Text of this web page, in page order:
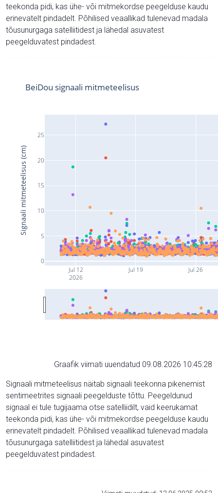
teekonda pidi, kas ühe- või mitmekordse peegelduse kaudu
erinevatelt pindadelt. Põhilised veaallikad tulenevad madala
tõusunurgaga satelliitidest ja lähedal asuvatest
peegelduvatest pindadest.
Jul 12
2026
Jul 19 Jul 26
0
5
10
15
20
25
BeiDou signaali mitmeteelisus
Signaali mitmeteelisus (cm)
Graafik viimati uuendatud 09.08.2026 10:45:28
Signaali mitmeteelisus näitab signaali teekonna pikenemist
sentimeetrites signaali peegelduste tõttu. Peegeldunud
signaal ei tule tugijaama otse satelliidilt, vaid keerukamat
teekonda pidi, kas ühe- või mitmekordse peegelduse kaudu
erinevatelt pindadelt. Põhilised veaallikad tulenevad madala
tõusunurgaga satelliitidest ja lähedal asuvatest
peegelduvatest pindadest.